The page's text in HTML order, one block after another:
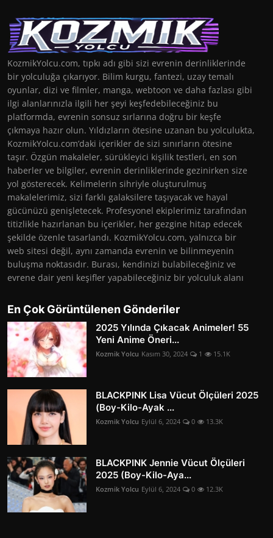
KozmikYolcu.com, tıpkı adı gibi sizi evrenin derinliklerinde
bir yolculuğa çıkarıyor. Bilim kurgu, fantezi, uzay temalı
oyunlar, dizi ve filmler, manga, webtoon ve daha fazlası gibi
ilgi alanlarınızla ilgili her şeyi keşfedebileceğiniz bu
platformda, evrenin sonsuz sırlarına doğru bir keşfe
çıkmaya hazır olun. Yıldızların ötesine uzanan bu yolculukta,
KozmikYolcu.com’daki içerikler de sizi sınırların ötesine
taşır. Özgün makaleler, sürükleyici kişilik testleri, en son
haberler ve bilgiler, evrenin derinliklerinde gezinirken size
yol gösterecek. Kelimelerin sihriyle oluşturulmuş
makalelerimiz, sizi farklı galaksilere taşıyacak ve hayal
gücünüzü genişletecek. Profesyonel ekiplerimiz tarafından
titizlikle hazırlanan bu içerikler, her gezgine hitap edecek
şekilde özenle tasarlandı. KozmikYolcu.com, yalnızca bir
web sitesi değil, aynı zamanda evrenin ve bilinmeyenin
buluşma noktasıdır. Burası, kendinizi bulabileceğiniz ve
evrene dair yeni keşifler yapabileceğiniz bir yolculuk alanı
En Çok Görüntülenen Gönderiler
2025 Yılında Çıkacak Animeler! 55
Yeni Anime Öneri...
Kozmik Yolcu Kasım 30, 2024 1 15.1K
BLACKPINK Lisa Vücut Ölçüleri 2025
(Boy-Kilo-Ayak ...
Kozmik Yolcu Eylül 6, 2024 0 13.3K
BLACKPINK Jennie Vücut Ölçüleri
2025 (Boy-Kilo-Aya...
Kozmik Yolcu Eylül 6, 2024 0 12.3K